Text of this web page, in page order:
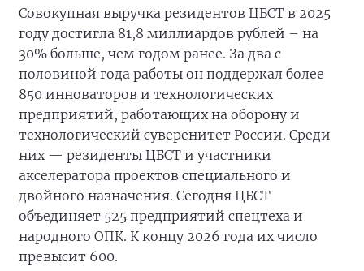
Совокупная выручка резидентов ЦБСТ в 2025
году достигла 81,8 миллиардов рублей – на
30% больше, чем годом ранее. За два с
половиной года работы он поддержал более
850 инноваторов и технологических
предприятий, работающих на оборону и
технологический суверенитет России. Среди
них — резиденты ЦБСТ и участники
акселератора проектов специального и
двойного назначения. Сегодня ЦБСТ
объединяет 525 предприятий спецтеха и
народного ОПК. К концу 2026 года их число
превысит 600.